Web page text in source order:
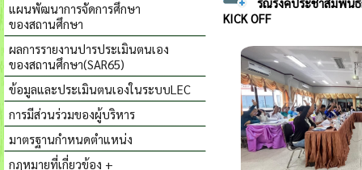
แผนพัฒนาการจัดการศึกษา
ของสถานศึกษา
ผลการรายงานปารประเมินตนเอง
ของสถานศึกษา(SAR65)
ข้อมูลและประเมินตนเองในระบบLEC
การมีส่วนร่วมของผู้บริหาร
มาตรฐานกำหนดตำแหน่ง
กฎหมายที่เกี่ยวข้อง +